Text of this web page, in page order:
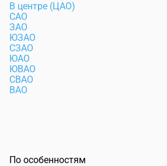
В центре (ЦАО)
САО
ЗАО
ЮЗАО
СЗАО
ЮАО
ЮВАО
СВАО
ВАО
По особенностям